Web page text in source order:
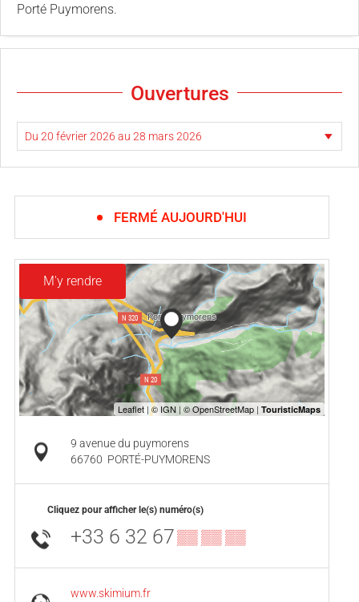
Porté Puymorens.
Ouvertures
FERMÉ AUJOURD'HUI
M'y rendre
9 avenue du puymorens
66760 PORTÉ-PUYMORENS
Cliquez pour afficher le(s) numéro(s)
+33 6 32 67▒▒ ▒▒ ▒▒
www.skimium.fr